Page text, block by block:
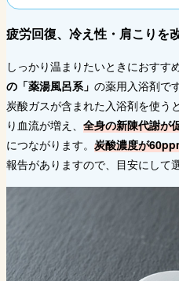
疲労回復、冷え性・肩こりを
しっかり温まりたいときにおすす
の「薬湯風呂系」 の薬用入浴剤です
炭酸ガスが含まれた入浴剤を使う
り血流が増え、 全身の新陳代謝が
につながります。 炭酸濃度が
報告がありますので、目安にして